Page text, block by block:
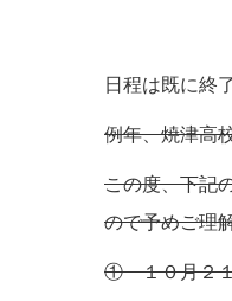
日程は既に終
例年、焼津高
この度、下記
ので予めご理
① １０月２１